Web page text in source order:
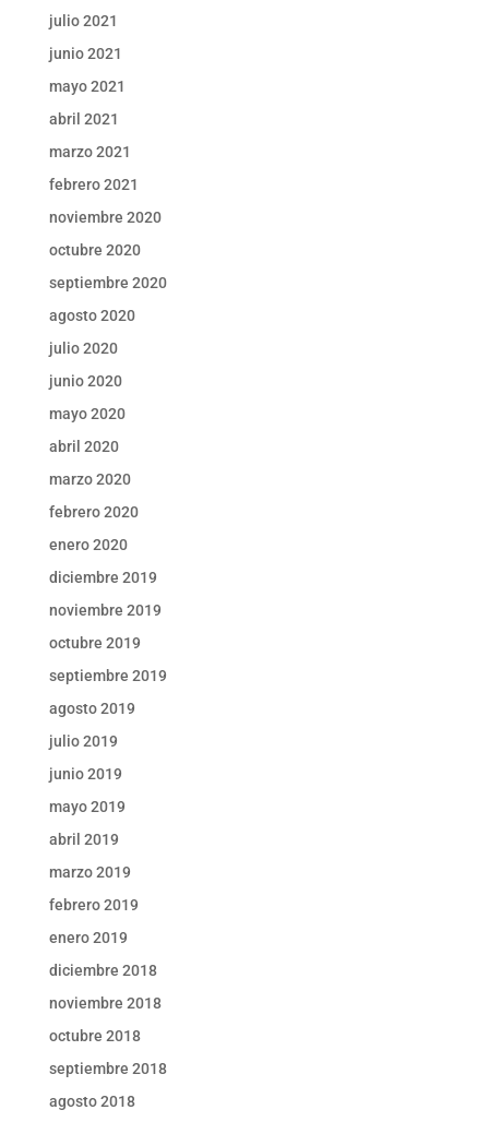
julio 2021
junio 2021
mayo 2021
abril 2021
marzo 2021
febrero 2021
noviembre 2020
octubre 2020
septiembre 2020
agosto 2020
julio 2020
junio 2020
mayo 2020
abril 2020
marzo 2020
febrero 2020
enero 2020
diciembre 2019
noviembre 2019
octubre 2019
septiembre 2019
agosto 2019
julio 2019
junio 2019
mayo 2019
abril 2019
marzo 2019
febrero 2019
enero 2019
diciembre 2018
noviembre 2018
octubre 2018
septiembre 2018
agosto 2018